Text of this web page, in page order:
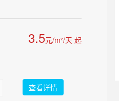
3.5元/m²/天 起
查看详情